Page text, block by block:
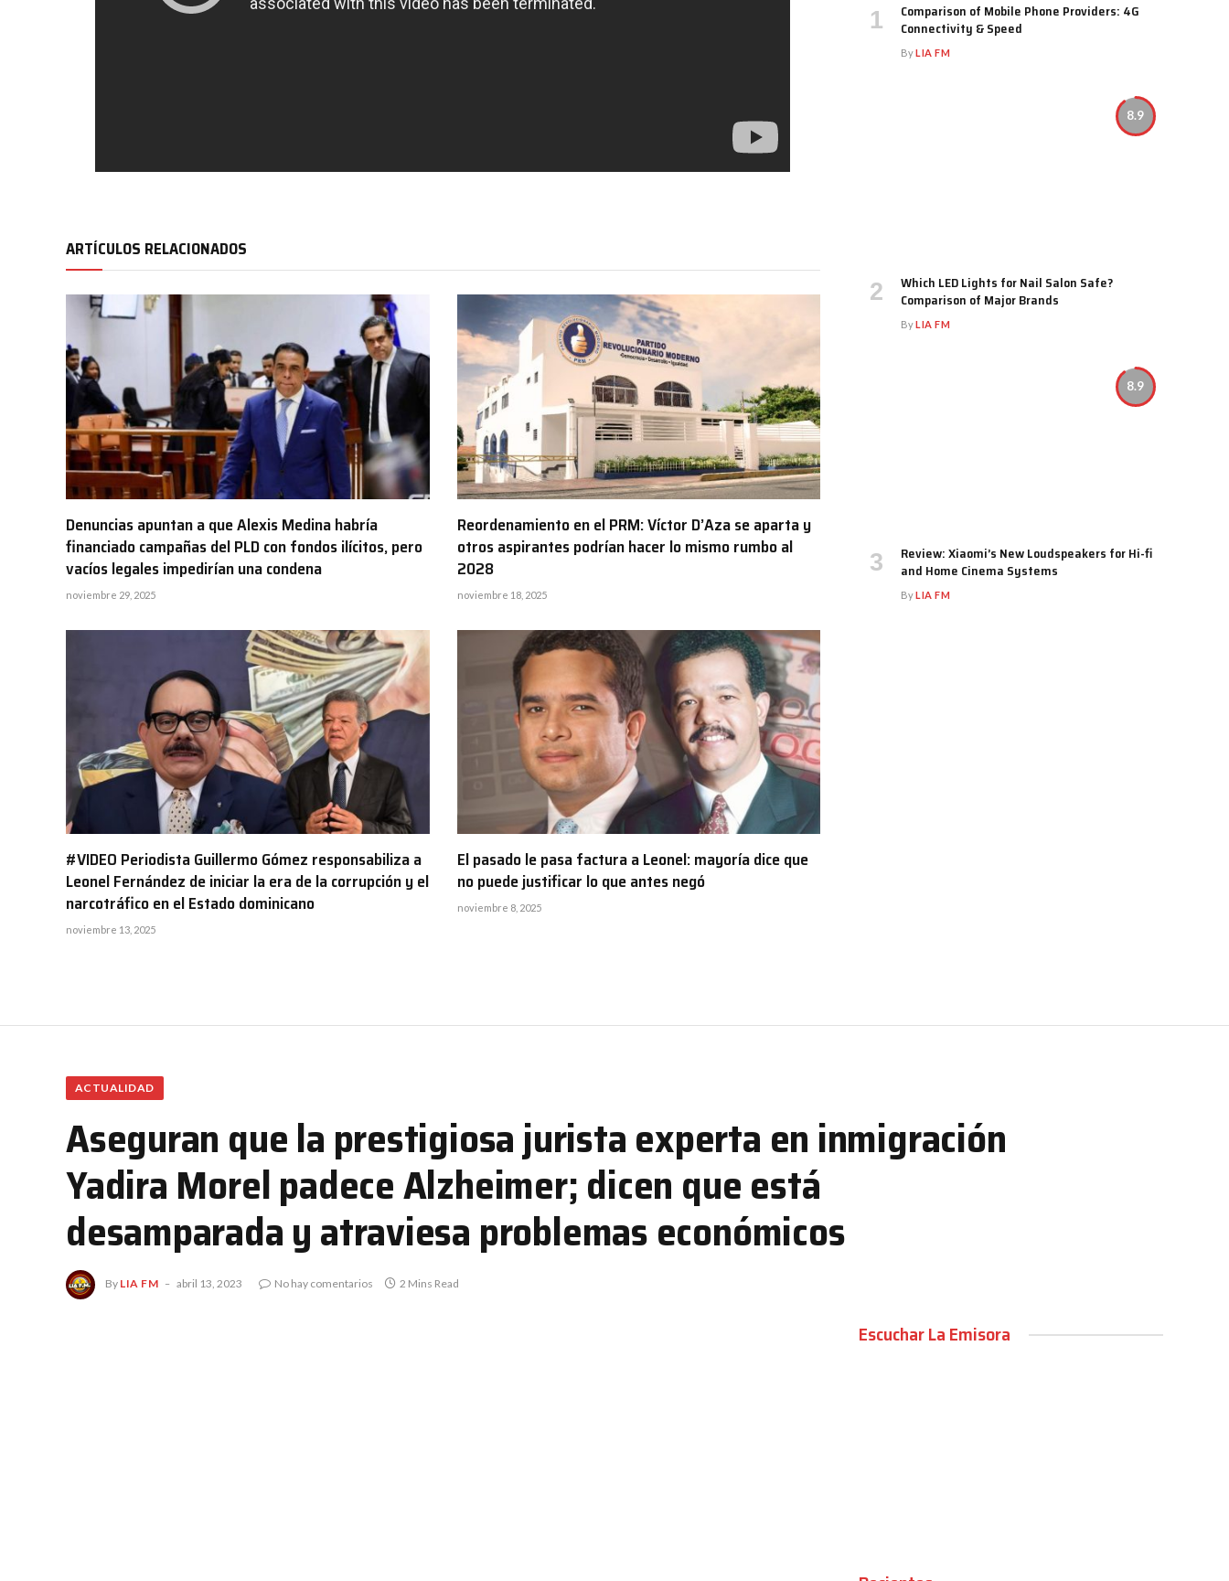
ARTÍCULOS RELACIONADOS
Denuncias apuntan a que Alexis Medina habría
financiado campañas del PLD con fondos ilícitos, pero
vacíos legales impedirían una condena
noviembre 29, 2025
Reordenamiento en el PRM: Víctor D’Aza se aparta y
otros aspirantes podrían hacer lo mismo rumbo al
2028
noviembre 18, 2025
#VIDEO Periodista Guillermo Gómez responsabiliza a
Leonel Fernández de iniciar la era de la corrupción y el
narcotráfico en el Estado dominicano
noviembre 13, 2025
El pasado le pasa factura a Leonel: mayoría dice que
no puede justificar lo que antes negó
noviembre 8, 2025
Comparison of Mobile Phone Providers: 4G
Connectivity & Speed
ByLIA FM
8.9
Which LED Lights for Nail Salon Safe?
Comparison of Major Brands
ByLIA FM
8.9
Review: Xiaomi’s New Loudspeakers for Hi-fi
and Home Cinema Systems
ByLIA FM
ACTUALIDAD
Aseguran que la prestigiosa jurista experta en inmigración
Yadira Morel padece Alzheimer; dicen que está
desamparada y atraviesa problemas económicos
By LIA FM abril 13, 2023 No hay comentarios 2 Mins Read
Escuchar La Emisora